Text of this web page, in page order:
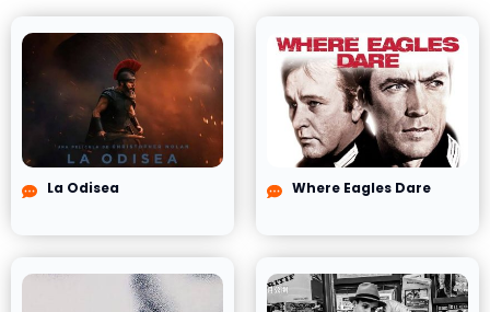
La Odisea Where Eagles Dare